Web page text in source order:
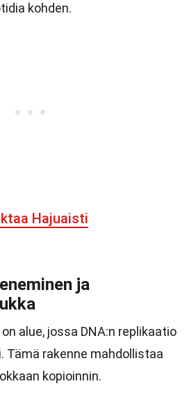
kohden.
Hajuaisti
ja
alue, jossa DNA:n replikaatio
rakenne mahdollistaa
kopioinnin.